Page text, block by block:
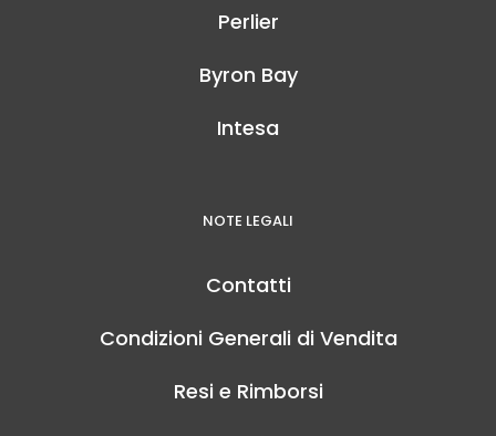
Perlier
Byron Bay
Intesa
NOTE LEGALI
Contatti
Condizioni Generali di Vendita
Resi e Rimborsi